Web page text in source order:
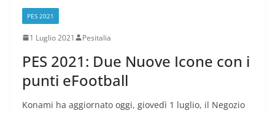
PES 2021
1 Luglio 2021 Pesitalia
PES 2021: Due Nuove Icone con i
punti eFootball
Konami ha aggiornato oggi, giovedì 1 luglio, il Negozio